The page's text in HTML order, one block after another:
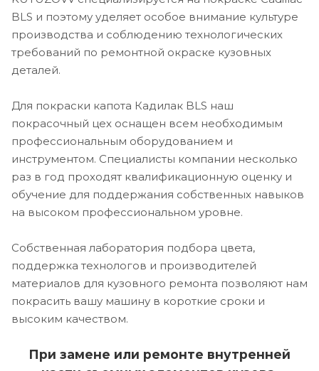
BLS и поэтому уделяет особое внимание культуре
производства и соблюдению технологических
требований по ремонтной окраске кузовных
деталей.
Для покраски капота Кадилак BLS наш
покрасочный цех оснащен всем необходимым
профессиональным оборудованием и
инструментом. Специалисты компании несколько
раз в год проходят квалификационную оценку и
обучение для поддержания собственных навыков
на высоком профессиональном уровне.
Собственная лаборатория подбора цвета,
поддержка технологов и производителей
материалов для кузовного ремонта позволяют нам
покрасить вашу машину в короткие сроки и
высоким качеством.
При замене или ремонте внутренней